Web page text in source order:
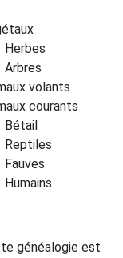
Herbes
Arbres
volants
courants
Bétail
Reptiles
Fauves
Humains
généalogie est